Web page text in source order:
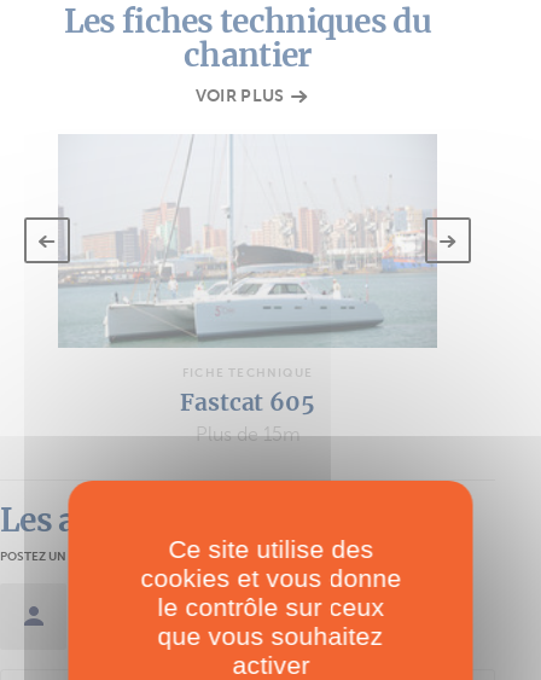
Les fiches techniques du
chantier
VOIR PLUS
FICHE TECHNIQUE
Fastcat 605
Plus de 15m
Les avis des lecteurs
POSTEZ UN AVIS
Se connecter / Créer un compte
Ce site utilise des
cookies et vous donne
le contrôle sur ceux
que vous souhaitez
activer